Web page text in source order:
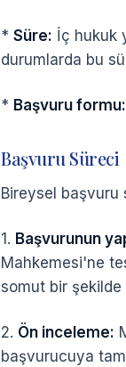
* Süre: İç hukuk
durumlarda bu
* Başvuru formu:
Başvuru Süreci
Bireysel başvuru
1. Başvurunun
Mahkemesi'ne
somut bir şekilde
2. Ön inceleme:
başvurucuya